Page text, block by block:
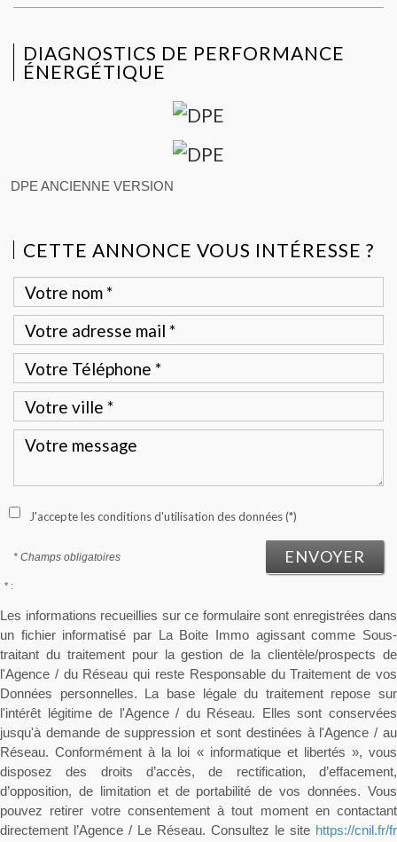
DIAGNOSTICS DE PERFORMANCE
ÉNERGÉTIQUE
DPE ANCIENNE VERSION
CETTE ANNONCE VOUS INTÉRESSE ?
J'accepte les conditions d'utilisation des données (*)
* Champs obligatoires ENVOYER
* :
Les informations recueillies sur ce formulaire sont enregistrées dans
un fichier informatisé par La Boite Immo agissant comme Sous-
traitant du traitement pour la gestion de la clientèle/prospects de
l'Agence / du Réseau qui reste Responsable du Traitement de vos
Données personnelles. La base légale du traitement repose sur
l'intérêt légitime de l'Agence / du Réseau. Elles sont conservées
jusqu'à demande de suppression et sont destinées à l'Agence / au
Réseau. Conformément à la loi « informatique et libertés », vous
disposez des droits d’accès, de rectification, d’effacement,
d’opposition, de limitation et de portabilité de vos données. Vous
pouvez retirer votre consentement à tout moment en contactant
directement l’Agence / Le Réseau. Consultez le site https://cnil.fr/fr